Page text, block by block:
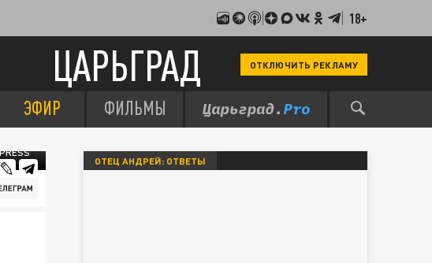
18+
ЦАРЬГРАД ОТКЛЮЧИТЬ РЕКЛАМУ
ЭФИР ФИЛЬМЫ
ОТЕЦ АНДРЕЙ: ОТВЕТЫ